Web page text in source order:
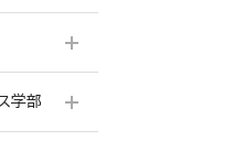
学部